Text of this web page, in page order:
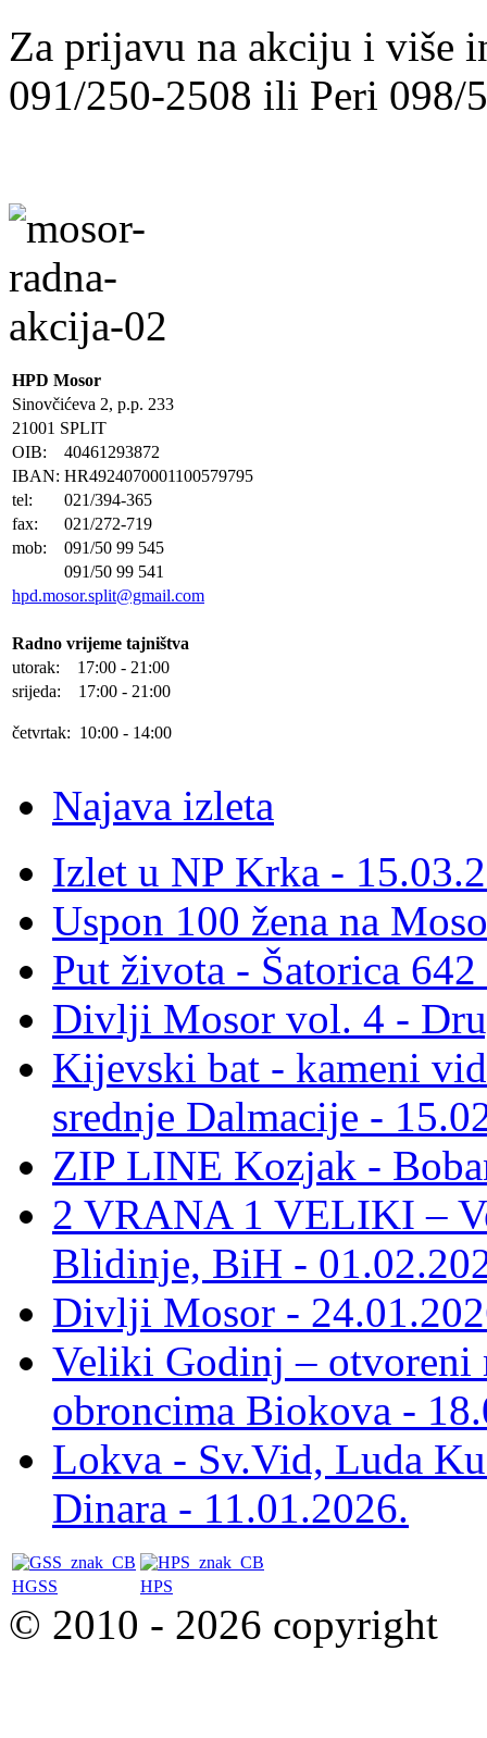
Za prijavu na akciju i više
091/250-2508 ili Peri 098/
HPD Mosor
Sinovčićeva 2, p.p. 233
21001 SPLIT
OIB:
40461293872
IBAN: HR4924070001100579795
tel:
021/394-365
fax:
021/272-719
mob:
091/50 99 545
091/50 99 541
hpd.mosor.split@gmail.com
Radno vrijeme tajništva
utorak: 17:00 - 21:00
srijeda: 17:00 - 21:00
četvrtak: 10:00 - 14:00
Najava izleta
Izlet u NP Krka -
Uspon 100 žena na
Put života - Šatorica
Divlji Mosor vol. 4 -
Kijevski bat - kameni
srednje Dalmacije -
ZIP LINE Kozjak -
2 VRANA 1 VELIKI –
Blidinje, BiH -
Divlji Mosor -
Veliki Godinj – otvoreni
obroncima Biokova -
Lokva - Sv.Vid, Luda
Dinara - 11.01.2026.
HGSS HPS
© 2010 - 2026 copyright